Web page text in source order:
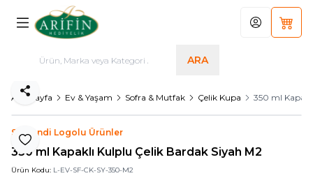
ARA
Hesabım
Ana Sayfa Ev & Yaşam Sofra & Mutfak Çelik Kupa 350 ml
Favoriye Ekle
Paylaş
Serhendi Logolu Ürünler
350 ml Kapaklı Kulplu Çelik Bardak Siyah M2
Ürün Kodu: L-EV-SF-CK-SY-350-M2